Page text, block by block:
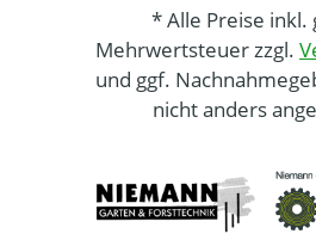
* Alle Preise inkl.
Mehrwertsteuer zzgl.
und ggf.
nicht anders